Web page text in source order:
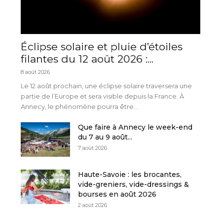
Éclipse solaire et pluie d’étoiles
filantes du 12 août 2026 :...
8 août 2026
Le 12 août prochain, une éclipse solaire traversera une
partie de l’Europe et sera visible depuis la France. À
Annecy, le phénomène pourra être...
Que faire à Annecy le week-end
du 7 au 9 août...
7 août 2026
Haute-Savoie : les brocantes,
vide-greniers, vide-dressings &
bourses en août 2026
2 août 2026